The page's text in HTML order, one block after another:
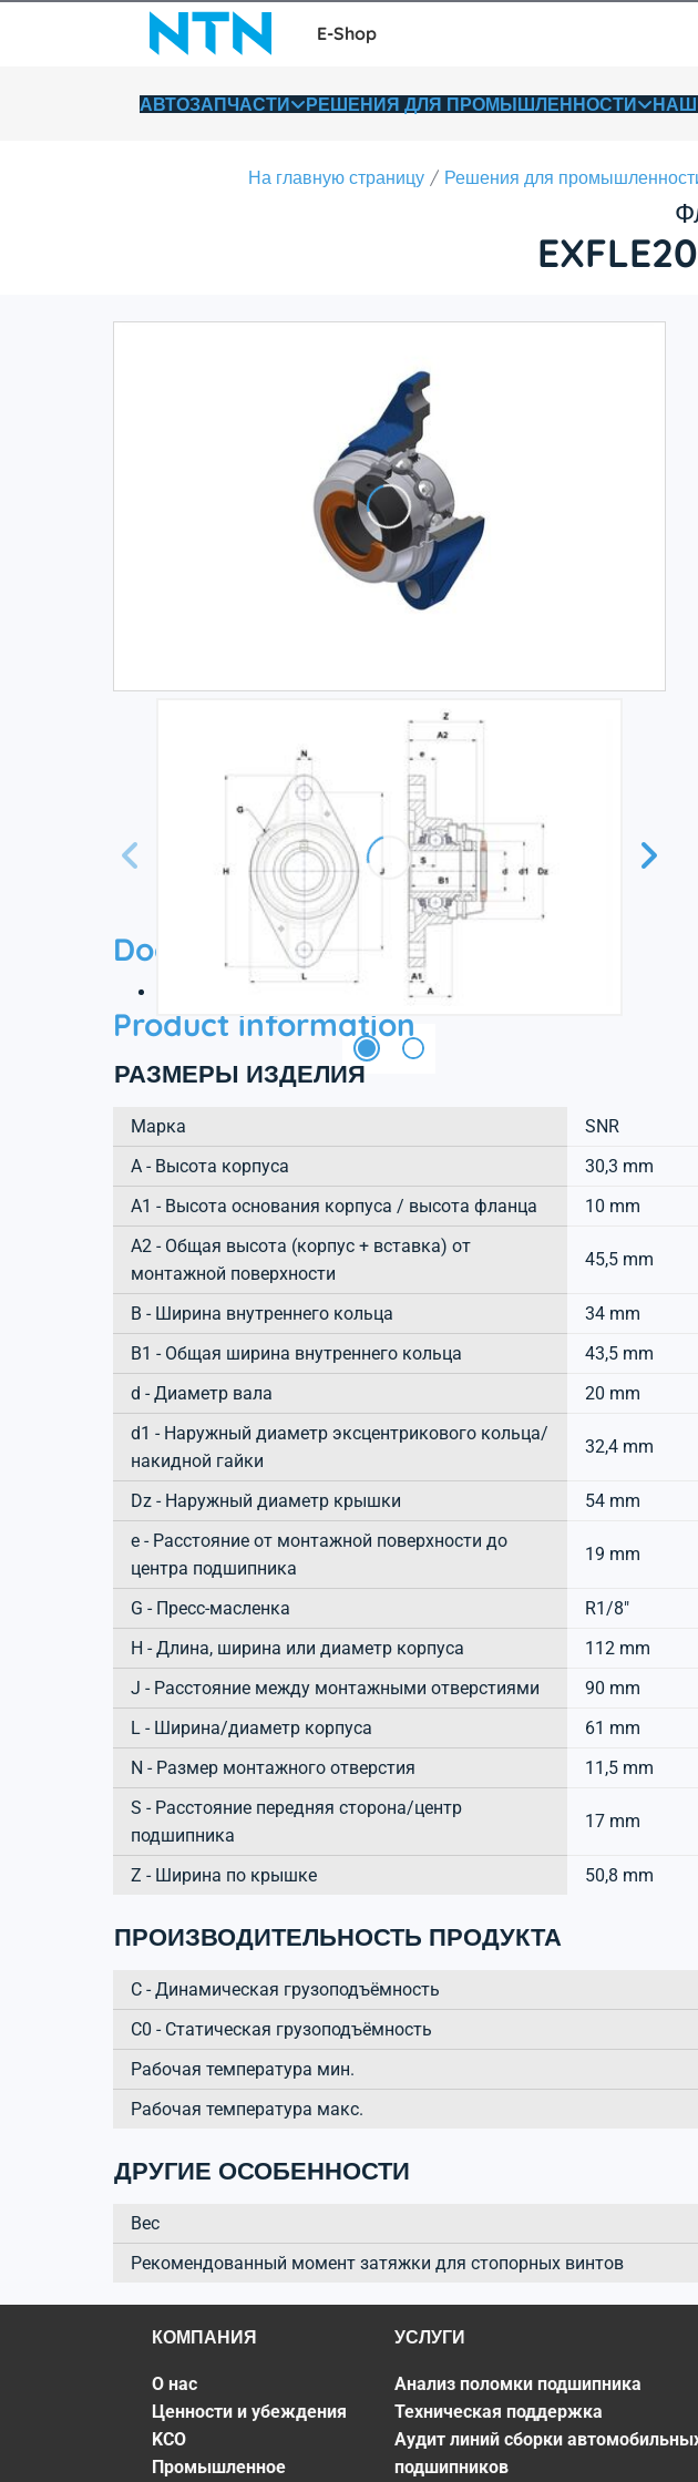
E-Shop
АВТОЗАПЧАСТИ РЕШЕНИЯ ДЛЯ ПРОМЫШЛЕННОСТИ
На главную страницу Решения для
Documentation
Product information
РАЗМЕРЫ ИЗДЕЛИЯ
Марка
SNR
А - Высота корпуса
30,3 mm
A1 - Высота основания корпуса / высота фланца
10 mm
A2 - Общая высота (корпус + вставка) от
монтажной поверхности
45,5 mm
B - Ширина внутреннего кольца
34 mm
B1 - Общая ширина внутреннего кольца
43,5 mm
d - Диаметр вала
20 mm
d1 - Наружный диаметр эксцентрикового кольца/
накидной гайки
32,4 mm
Dz - Наружный диаметр крышки
54 mm
e - Расстояние от монтажной поверхности до
центра подшипника
19 mm
G - Пресс-масленка
R1/8"
H - Длина, ширина или диаметр корпуса
112 mm
J - Расстояние между монтажными отверстиями
90 mm
L - Ширина/диаметр корпуса
61 mm
N - Размер монтажного отверстия
11,5 mm
S - Расстояние передняя сторона/центр
подшипника
17 mm
Z - Ширина по крышке 50,8 mm
ПРОИЗВОДИТЕЛЬНОСТЬ ПРОДУКТА
C - Динамическая грузоподъёмность
C0 - Статическая грузоподъёмность
Рабочая температура мин.
Рабочая температура макс.
ДРУГИЕ ОСОБЕННОСТИ
Вес
Рекомендованный момент затяжки для стопорных винтов
КОМПАНИЯ
О нас
Ценности и убеждения
KCO
Промышленное
УСЛУГИ
Анализ поломки подшипника
Техническая поддержка
Аудит линий сборки
подшипников